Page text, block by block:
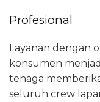
Profesional
Layanan dengan
konsumen
tenaga
seluruh crew